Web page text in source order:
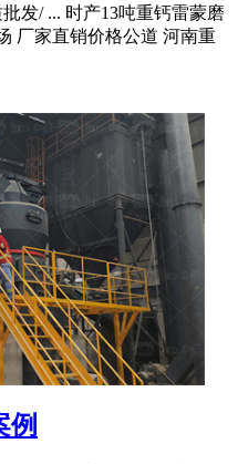
发/ ... 时产13吨重钙雷蒙磨
厂家直销价格公道 河南重
例